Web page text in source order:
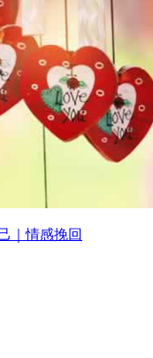
｜情感挽回